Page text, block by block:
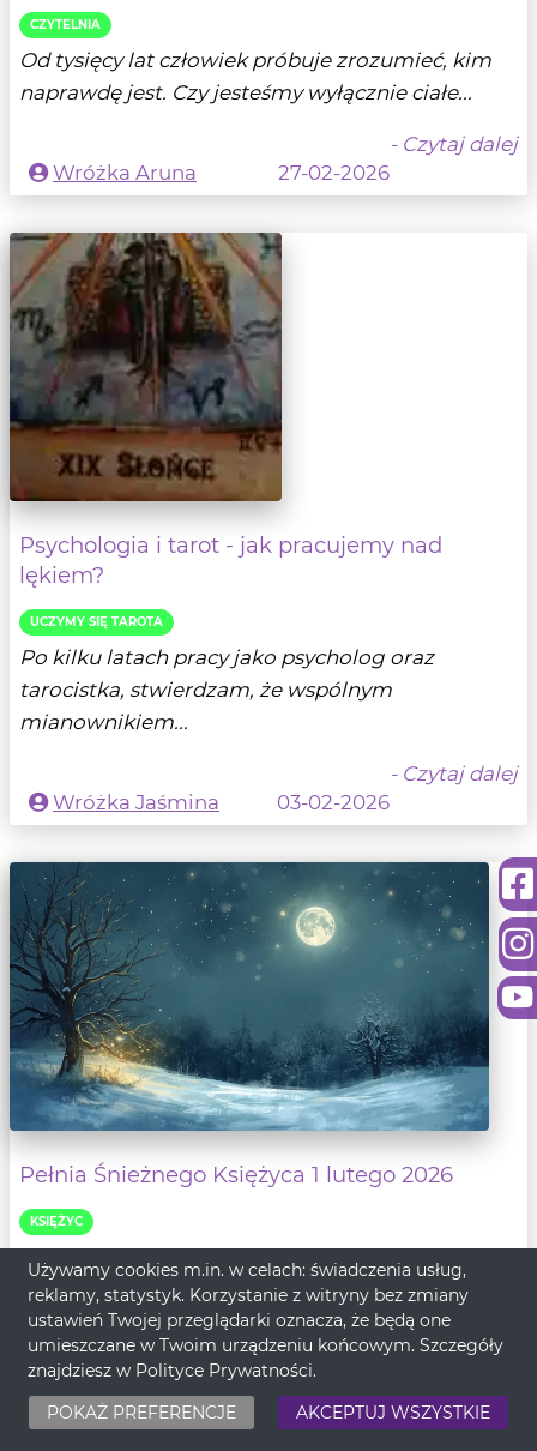
CZYTELNIA
Od tysięcy lat człowiek próbuje zrozumieć, kim
naprawdę jest. Czy jesteśmy wyłącznie ciałe...
- Czytaj dalej
Wróżka Aruna
27-02-2026
Psychologia i tarot - jak pracujemy nad
lękiem?
UCZYMY SIĘ TAROTA
Po kilku latach pracy jako psycholog oraz
tarocistka, stwierdzam, że wspólnym
mianownikiem...
- Czytaj dalej
Wróżka Jaśmina
03-02-2026
Pełnia Śnieżnego Księżyca 1 lutego 2026
KSIĘŻYC
Już niebawem styczeń 2026 przejdzie do
przeszłości, a nam przyjdzie zmierzyć się z
wyzwani...
Wróżbita Oskar
31-01-2026
Używamy cookies m.in. w celach: świadczenia usług,
reklamy, statystyk. Korzystanie z witryny bez zmiany
ustawień Twojej przeglądarki oznacza, że będą one
umieszczane w Twoim urządzeniu końcowym. Szczegóły
znajdziesz w Polityce Prywatności.
POKAŻ PREFERENCJE
AKCEPTUJ WSZYSTKIE